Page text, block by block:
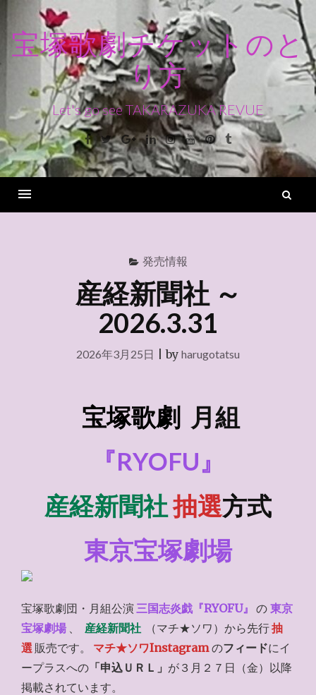
ン
ス
キ
ッ
宝塚歌劇チケットのと
り方
Let's go see TAKARAZUKA REVUE
Facebook
TwitterGoogle+LinkedinInstagram
YoutubePinterest
Tumblr
発売情報
産経新聞社 ～
2026.3.31
2026年3月25日 |by harugotatsu
宝塚歌劇
月組
『RYOFU』
産経新聞社抽選方式
東京宝塚劇場
宝塚歌劇団・月組公演三国志炎戯『RYOFU』 の 東京
宝塚劇場 、 産経新聞社 （マチ★ソワ）から先行抽
選 販売です。 マチ★ソワInstagramのフィードにイ
ープラスへの 「申込ＵＲＬ」 が３月２７日（金）以降
掲載されています。